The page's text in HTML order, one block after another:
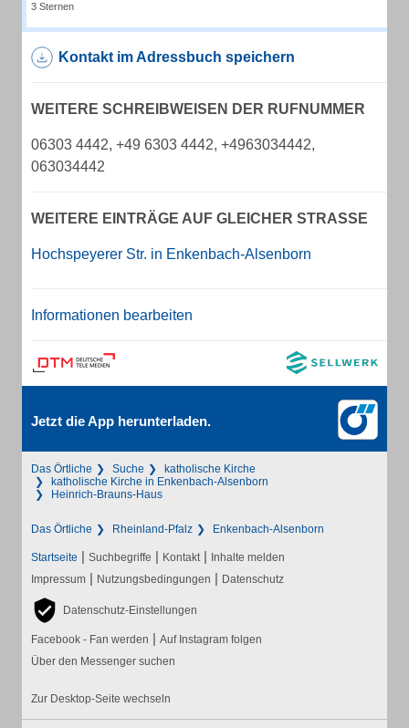
3 Sternen
Kontakt im Adressbuch speichern
WEITERE SCHREIBWEISEN DER RUFNUMMER
06303 4442, +49 6303 4442, +4963034442,
063034442
WEITERE EINTRÄGE AUF GLEICHER STRASSE
Hochspeyerer Str. in Enkenbach-Alsenborn
Informationen bearbeiten
Jetzt die App herunterladen.
Das Örtliche Suche
katholische Kirche
katholische Kirche in Enkenbach-Alsenborn
Heinrich-Brauns-Haus
Das Örtliche Rheinland-Pfalz Enkenbach-Alsenborn
Startseite | Suchbegriffe | Kontakt | Inhalte melden
Impressum | Nutzungsbedingungen | Datenschutz
Datenschutz-Einstellungen
Facebook - Fan werden | Auf Instagram folgen
Über den Messenger suchen
Zur Desktop-Seite wechseln